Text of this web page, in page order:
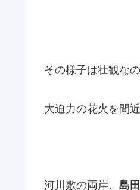
その様子は壮観なの
大迫力の花火を間
河川敷の両岸、 島